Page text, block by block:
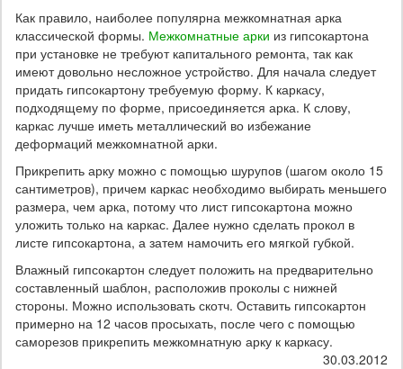
Как правило, наиболее популярна межкомнатная арка
классической формы. Межкомнатные арки из гипсокартона
при установке не требуют капитального ремонта, так как
имеют довольно несложное устройство. Для начала следует
придать гипсокартону требуемую форму. К каркасу,
подходящему по форме, присоединяется арка. К слову,
каркас лучше иметь металлический во избежание
деформаций межкомнатной арки.
Прикрепить арку можно с помощью шурупов (шагом около 15
сантиметров), причем каркас необходимо выбирать меньшего
размера, чем арка, потому что лист гипсокартона можно
уложить только на каркас. Далее нужно сделать прокол в
листе гипсокартона, а затем намочить его мягкой губкой.
Влажный гипсокартон следует положить на предварительно
составленный шаблон, расположив проколы с нижней
стороны. Можно использовать скотч. Оставить гипсокартон
примерно на 12 часов просыхать, после чего с помощью
саморезов прикрепить межкомнатную арку к каркасу.
30.03.2012